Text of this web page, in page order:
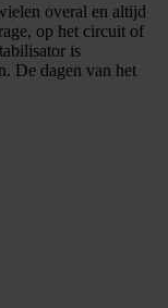
overal en altijd
op het circuit of
is
De dagen van het